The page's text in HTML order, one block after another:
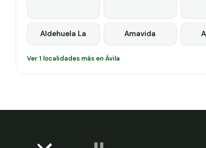
Aldehuela La Amavida
Ver 1 localidades más en Ávila